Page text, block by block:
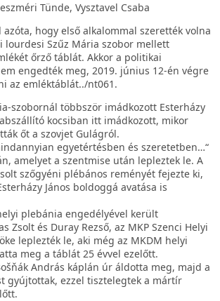
Tünde, Vysztavel Csaba
azóta, hogy első alkalommal szerették volna
lourdesi Szűz Mária szobor mellett
őrző táblát. Akkor a politikai
engedték meg, 2019. június 12-én végre
az emléktáblát../nt061.
szobornál többször imádkozott Esterházy
kocsiban itt imádkozott, mikor
őt a szovjet Gulágról.
egyetértésben és szeretetben…“
amelyet a szentmise után lepleztek le. A
szőgyéni plébános reményét fejezte ki,
János boldoggá avatása is
plebánia engedélyével került
Zsolt és Duray Rezső, az MKP Szenci Helyi
leplezték le, aki még az MKDM helyi
meg a táblát 25 évvel ezelőtt.
András káplán úr áldotta meg, majd a
gyújtottak, ezzel tisztelegtek a mártír